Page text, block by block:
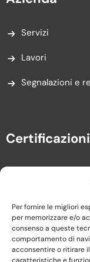
Per fornire le migliori
per memorizzare e/o
consenso a queste
comportamento di
acconsentire o ritirare
Servizi
Lavori
Segnalazioni e
Certificazioni